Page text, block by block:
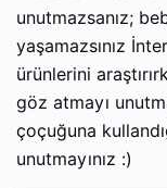
unutmazsanız;
yaşamazsınız
ürünlerini
göz atmayı
çoçuğuna
unutmayınız :)